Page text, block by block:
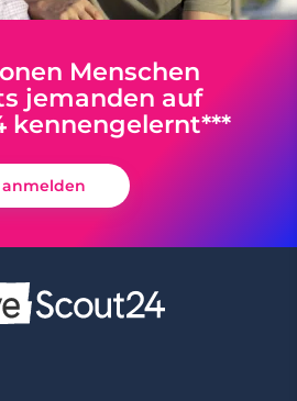
Menschen
jemanden auf
kennengelernt***
anmelden